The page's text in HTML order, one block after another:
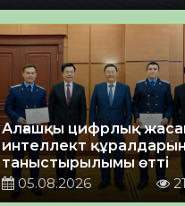
Алғашқы цифрлық
интеллект
таныстырылымы өтті
05.08.2026
21